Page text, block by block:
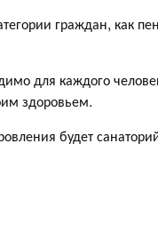
граждан, как
для каждого
здоровьем.
будет